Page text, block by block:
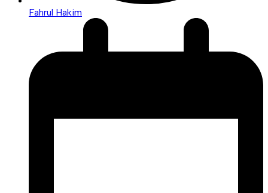
Fahrul Hakim